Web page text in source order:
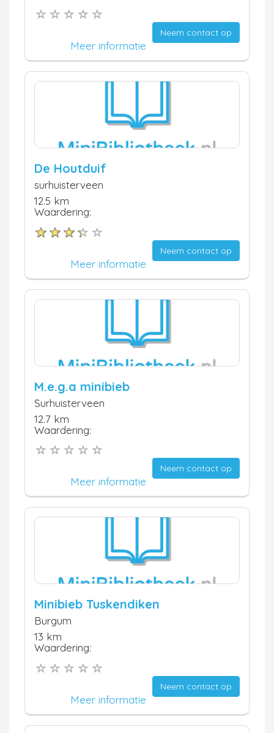
Neem contact op
Meer informatie
De Houtduif
surhuisterveen
12.5 km
Waardering:
Neem contact op
Meer informatie
M.e.g.a minibieb
Surhuisterveen
12.7 km
Waardering:
Neem contact op
Meer informatie
Minibieb Tuskendiken
Burgum
13 km
Waardering:
Neem contact op
Meer informatie